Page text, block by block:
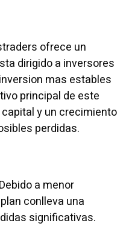
ofrece un
dirigido a inversores
mas estables
principal de este
y un crecimiento
perdidas.
a menor
conlleva una
significativas.